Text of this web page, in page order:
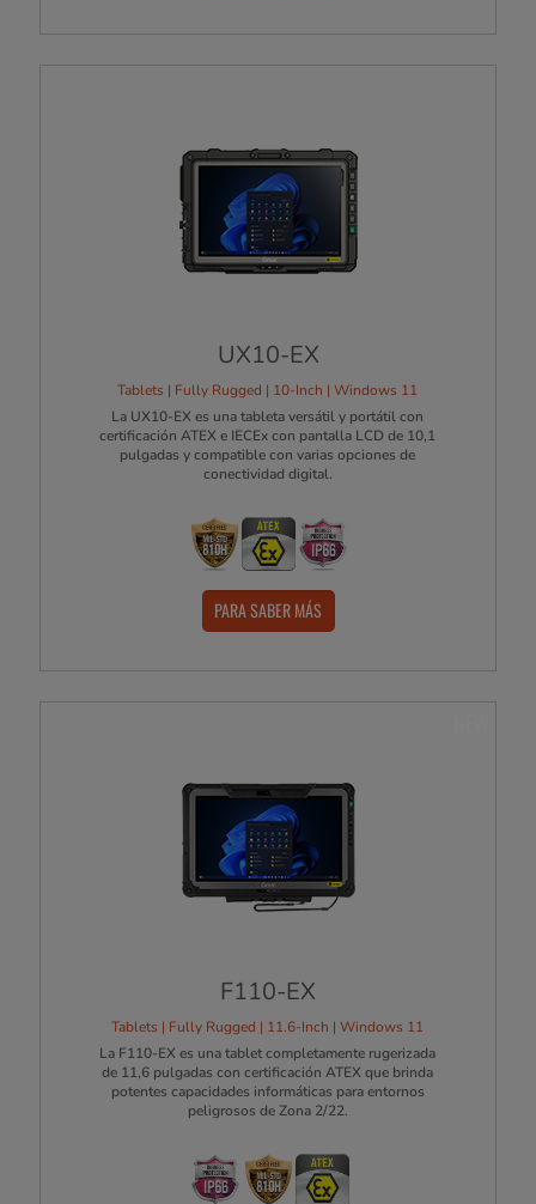
UX10-EX
Tablets | Fully Rugged | 10-Inch | Windows 11
La UX10-EX es una tableta versátil y portátil con
certificación ATEX e IECEx con pantalla LCD de 10,1
pulgadas y compatible con varias opciones de
conectividad digital.
PARA SABER MÁS
F110-EX
Tablets | Fully Rugged | 11.6-Inch | Windows 11
La F110-EX es una tablet completamente rugerizada
de 11,6 pulgadas con certificación ATEX que brinda
potentes capacidades informáticas para entornos
peligrosos de Zona 2/22.